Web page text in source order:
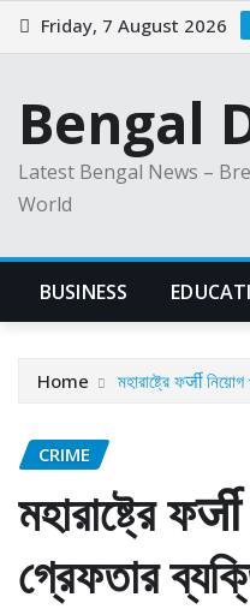
Skip
to
Friday, 7 August 2026
Bengal
Latest Bengal News –
World
BUSINESS
Home মহারাষ্ট্রে ফर्जी
CRIME
মহারাষ্ট্রে
গ্রেফতার